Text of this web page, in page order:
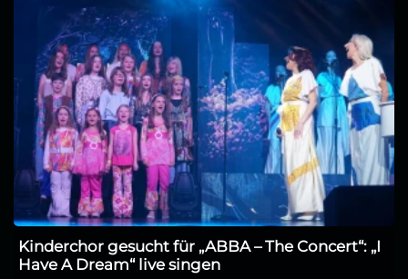
Kinderchor gesucht für „ABBA – The Concert“: „I
Have A Dream“ live singen